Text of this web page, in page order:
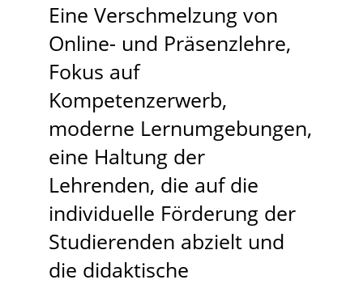
Eine Verschmelzung von
Online- und Präsenzlehre,
Fokus auf
Kompetenzerwerb,
moderne Lernumgebungen,
eine Haltung der
Lehrenden, die auf die
individuelle Förderung der
Studierenden abzielt und
die didaktische